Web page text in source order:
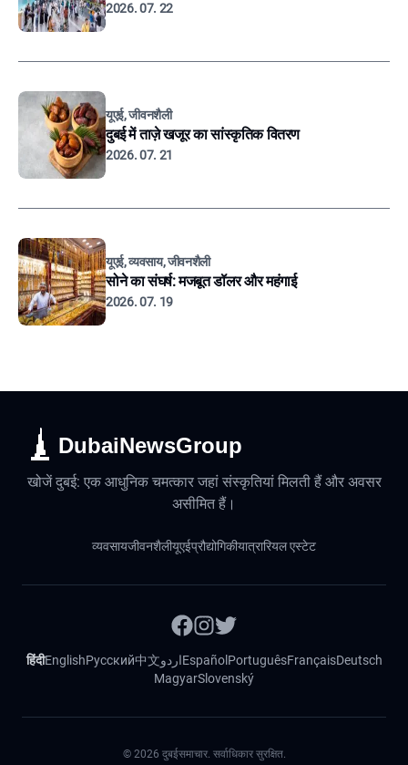
2026. 07. 22
यूएई, जीवनशैली
दुबई में ताज़े खजूर का सांस्कृतिक वितरण
2026. 07. 21
यूएई, व्यवसाय, जीवनशैली
सोने का संघर्ष: मजबूत डॉलर और महंगाई
2026. 07. 19
DubaiNewsGroup
खोजें दुबई: एक आधुनिक चमत्कार जहां संस्कृतियां मिलती हैं और अवसर
असीमित हैं।
व्यवसायजीवनशैलीयूएईप्रौद्योगिकीयात्रारियल एस्टेट
हिंदीEnglishРусский中文اردوEspañol PortuguêsFrançaisDeutsch
MagyarSlovenský
© 2026 दुबईसमाचार. सर्वाधिकार सुरक्षित.